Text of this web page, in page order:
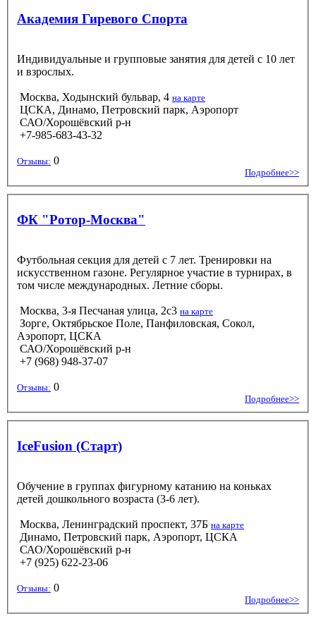
Академия Гиревого Спорта
Индивидуальные и групповые занятия для детей с 10 лет
и взрослых.
Москва, Ходынский бульвар, 4 на карте
ЦСКА, Динамо, Петровский парк, Аэропорт
САО/Хорошёвский р-н
+7-985-683-43-32
Отзывы: 0
Подробнее>>
ФК "Ротор-Москва"
Футбольная секция для детей с 7 лет. Тренировки на
искусственном газоне. Регулярное участие в турнирах, в
том числе международных. Летние сборы.
Москва, 3-я Песчаная улица, 2с3 на карте
Зорге, Октябрьское Поле, Панфиловская, Сокол,
Аэропорт, ЦСКА
САО/Хорошёвский р-н
+7 (968) 948-37-07
Отзывы: 0
Подробнее>>
IceFusion (Старт)
Обучение в группах фигурному катанию на коньках
детей дошкольного возраста (3-6 лет).
Москва, Ленинградский проспект, 37Б на карте
Динамо, Петровский парк, Аэропорт, ЦСКА
САО/Хорошёвский р-н
+7 (925) 622-23-06
Отзывы: 0
Подробнее>>